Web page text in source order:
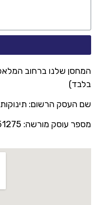
בלבד)
שם העסק הרשום: תינוקות
מספר עוסק מורשה: 305651275